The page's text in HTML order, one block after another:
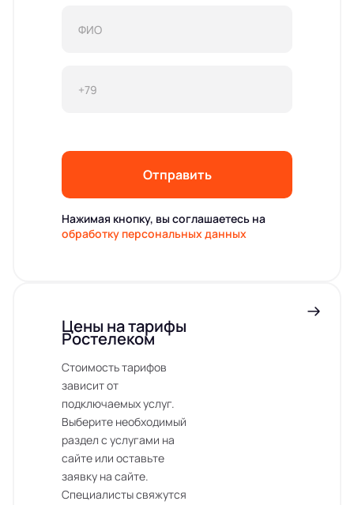
Отправить
Нажимая кнопку, вы соглашаетесь на
обработку персональных данных
Цены на тарифы
Ростелеком
Стоимость тарифов
зависит от
подключаемых услуг.
Выберите необходимый
раздел с услугами на
сайте или оставьте
заявку на сайте.
Специалисты свяжутся